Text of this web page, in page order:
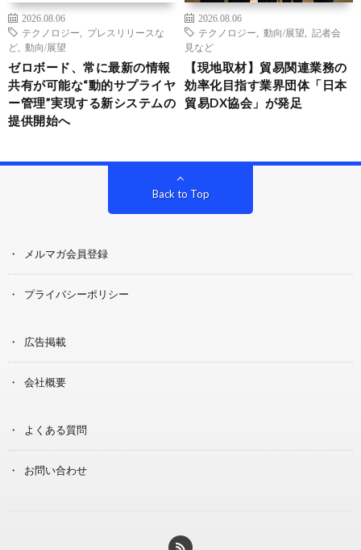
2026.08.06
テクノロジー
プレスリリースな
ど
動向/展望
ゼロボード、常に最新の情報
共有が可能な“動的サプライヤ
ー管理”実現する新システムの
提供開始へ
2026.08.06
テクノロジー
動向/展望
記者会
見など
【現地取材】貿易関連業務の
効率化目指す業界団体「日本
貿易DX協会」が発足
Back to Top
メルマガ会員登録
プライバシーポリシー
広告掲載
会社概要
よくある質問
お問い合わせ